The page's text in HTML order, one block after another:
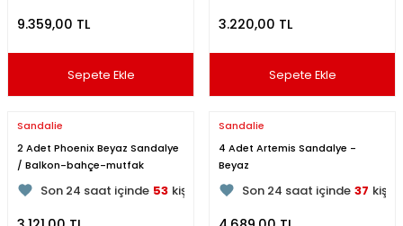
190 kişi inceledi
9.359,00 TL
Sepete Ekle
105 kişi inceledi
3.220,00 TL
Sepete Ekle
Sandalie
2 Adet Phoenix Beyaz Sandalye
/ Balkon-bahçe-mutfak
121 kişi inceliyor
Son 24 saat içinde 53 kişi favoriledi
Sandalie
4 Adet Artemis Sandalye -
Beyaz100
Son 24 saat içinde 37 kişi